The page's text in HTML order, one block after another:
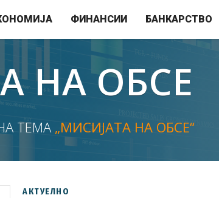
ФИНАНСИИ БАНКАРСТВО
НА ОБСЕ
ТЕМА „МИСИЈАТА НА ОБСЕ“
АКТУЕЛНО